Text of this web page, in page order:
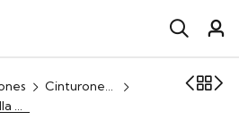
Cinturones lisos
Cinturón de piel con hebilla plateada Pantera Nilo